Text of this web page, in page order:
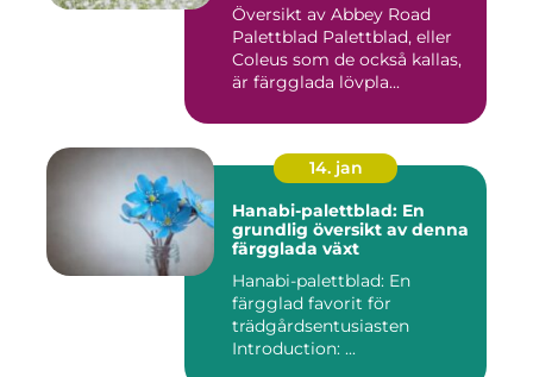
Översikt av Abbey Road
Palettblad Palettblad, eller
Coleus som de också kallas,
är färgglada lövpla...
14. jan
Hanabi-palettblad: En
grundlig översikt av denna
färgglada växt
Hanabi-palettblad: En
färgglad favorit för
trädgårdsentusiasten
Introduction: ...